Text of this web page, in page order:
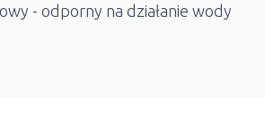
- odporny na działanie wody